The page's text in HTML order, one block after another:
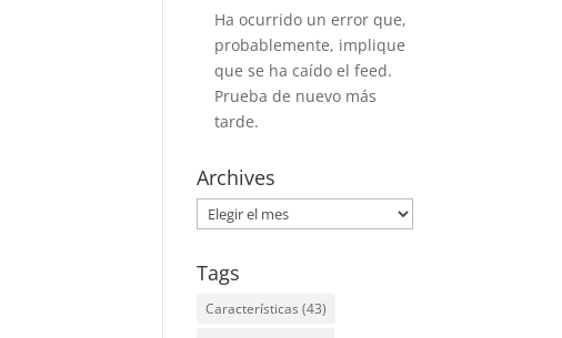
Ha ocurrido un error que,
probablemente, implique
que se ha caído el feed.
Prueba de nuevo más
tarde.
Archives
Archives
Tags
Características (43)